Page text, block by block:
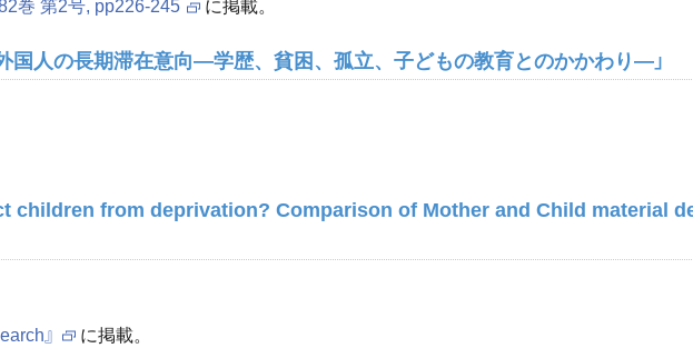
巻 第2号, pp226-245 に掲載。
国人の長期滞在意向―学歴、貧困、孤立、子どもの教育とのかかわり―」
children from deprivation? Comparison of Mother and Child material
』 に掲載。